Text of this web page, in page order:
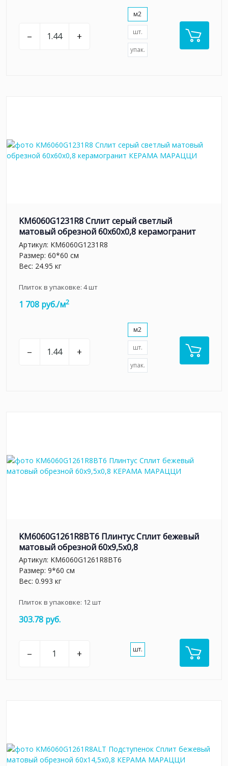
– +
м2
шт.
упак.
KM6060G1231R8 Сплит серый светлый
матовый обрезной 60x60x0,8 керамогранит
Артикул: KM6060G1231R8
Размер: 60*60 см
Вес: 24.95 кг
Плиток в упаковке: 4шт
1 708 руб./м2
– +
м2
шт.
упак.
KM6060G1261R8BT6 Плинтус Сплит бежевый
матовый обрезной 60x9,5x0,8
Артикул: KM6060G1261R8BT6
Размер: 9*60 см
Вес: 0.993 кг
Плиток в упаковке: 12шт
303.78 руб.
– + шт.